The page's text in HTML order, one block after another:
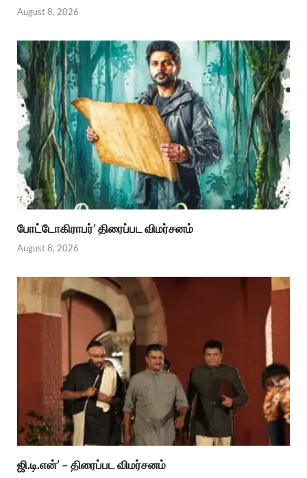
August 8, 2026
போட்டோகிராபர்’ திரைப்பட விமர்சனம்
August 8, 2026
ஜி.டி.என்’ – திரைப்பட விமர்சனம்